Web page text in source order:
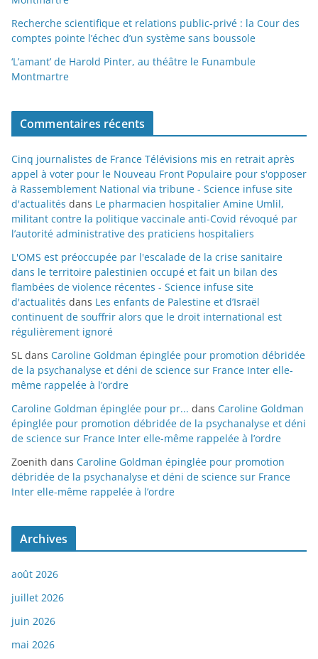
Recherche scientifique et relations public-privé : la Cour des
comptes pointe l’échec d’un système sans boussole
‘L’amant’ de Harold Pinter, au théâtre le Funambule
Montmartre
Commentaires récents
Cinq journalistes de France Télévisions mis en retrait après
appel à voter pour le Nouveau Front Populaire pour s'opposer
à Rassemblement National via tribune - Science infuse site
d'actualités dans Le pharmacien hospitalier Amine Umlil,
militant contre la politique vaccinale anti-Covid révoqué par
l’autorité administrative des praticiens hospitaliers
L'OMS est préoccupée par l'escalade de la crise sanitaire
dans le territoire palestinien occupé et fait un bilan des
flambées de violence récentes - Science infuse site
d'actualités dans Les enfants de Palestine et d’Israël
continuent de souffrir alors que le droit international est
régulièrement ignoré
SL dans Caroline Goldman épinglée pour promotion débridée
de la psychanalyse et déni de science sur France Inter elle-
même rappelée à l’ordre
Caroline Goldman épinglée pour pr... dans Caroline Goldman
épinglée pour promotion débridée de la psychanalyse et déni
de science sur France Inter elle-même rappelée à l’ordre
Zoenith dans Caroline Goldman épinglée pour promotion
débridée de la psychanalyse et déni de science sur France
Inter elle-même rappelée à l’ordre
Archives
août 2026
juillet 2026
juin 2026
mai 2026